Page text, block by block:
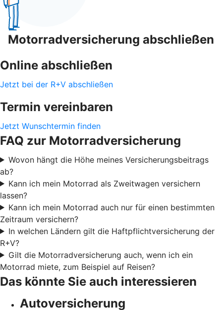
Motorradversicherung abschließen
Online abschließen
Jetzt bei der R+V abschließen
Termin vereinbaren
Jetzt Wunschtermin finden
FAQ zur Motorradversicherung
Wovon hängt die Höhe meines Versicherungsbeitrags
ab?
Kann ich mein Motorrad als Zweitwagen versichern
lassen?
Kann ich mein Motorrad auch nur für einen bestimmten
Zeitraum versichern?
In welchen Ländern gilt die Haftpflichtversicherung der
R+V?
Gilt die Motorradversicherung auch, wenn ich ein
Motorrad miete, zum Beispiel auf Reisen?
Das könnte Sie auch interessieren
Autoversicherung